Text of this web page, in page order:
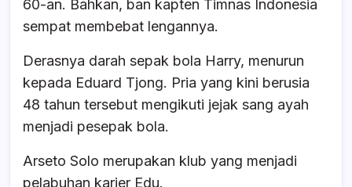
60-an. Bahkan, ban kapten Timnas Indonesia
sempat membebat lengannya.
Derasnya darah sepak bola Harry, menurun
kepada Eduard Tjong. Pria yang kini berusia
48 tahun tersebut mengikuti jejak sang ayah
menjadi pesepak bola.
Arseto Solo merupakan klub yang menjadi
pelabuhan karier Edu.